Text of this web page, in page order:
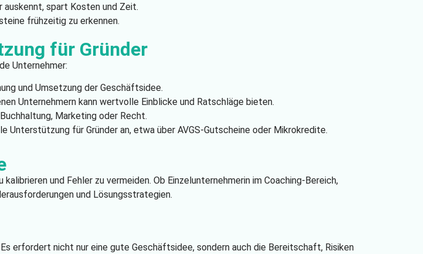
spart Kosten und Zeit.
frühzeitig zu erkennen.
für Gründer
Unternehmer:
und Umsetzung der Geschäftsidee.
Unternehmern kann wertvolle Einblicke und Ratschläge bieten.
Marketing oder Recht.
Unterstützung für Gründer an, etwa über AVGS-Gutscheine oder Mikrokredite.
und Fehler zu vermeiden. Ob Einzelunternehmerin im Coaching-Bereich,
und Lösungsstrategien.
erfordert nicht nur eine gute Geschäftsidee, sondern auch die Bereitschaft, Risiken